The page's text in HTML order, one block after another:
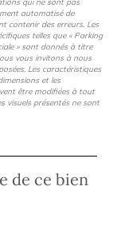
automatisé de
contenir des erreurs. Les
telles que « Parking
» sont donnés à titre
vous invitons à nous
Les caractéristiques
et les
être modifiées à tout
visuels présentés ne sont
de ce bien